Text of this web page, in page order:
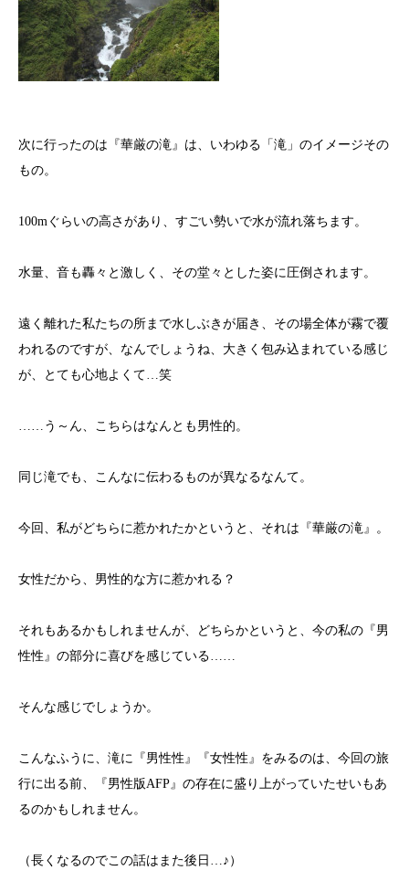
次に行ったのは『華厳の滝』は、いわゆる「滝」のイメージその
もの。
100mぐらいの高さがあり、すごい勢いで水が流れ落ちます。
水量、音も轟々と激しく、その堂々とした姿に圧倒されます。
遠く離れた私たちの所まで水しぶきが届き、その場全体が霧で覆
われるのですが、なんでしょうね、大きく包み込まれている感じ
が、とても心地よくて…笑
……う～ん、こちらはなんとも男性的。
同じ滝でも、こんなに伝わるものが異なるなんて。
今回、私がどちらに惹かれたかというと、それは『華厳の滝』。
女性だから、男性的な方に惹かれる？
それもあるかもしれませんが、どちらかというと、今の私の『男
性性』の部分に喜びを感じている……
そんな感じでしょうか。
こんなふうに、滝に『男性性』『女性性』をみるのは、今回の旅
行に出る前、『男性版AFP』の存在に盛り上がっていたせいもあ
るのかもしれません。
（長くなるのでこの話はまた後日…♪）